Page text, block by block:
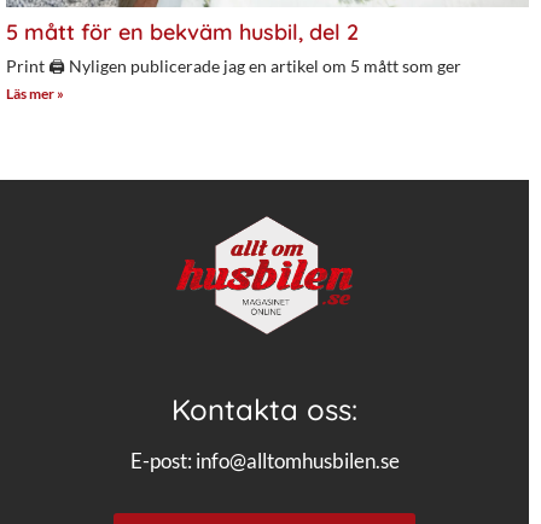
5 mått för en bekväm husbil, del 2
Print 🖨 Nyligen publicerade jag en artikel om 5 mått som ger
Läs mer »
Kontakta oss:
E-post: info@alltomhusbilen.se